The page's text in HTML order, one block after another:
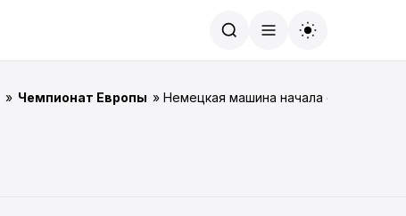
» Чемпионат Европы » Немецкая машина начала с победы.